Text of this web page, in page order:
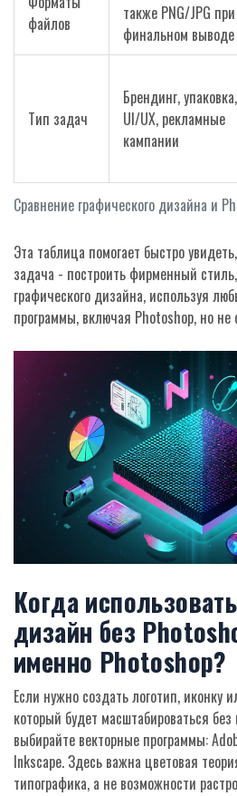
Сравнение графического дизайна и
файлов
также PNG/JPG при
финальном выводе
Тип задач
Брендинг, упаковка,
UI/UX, рекламные
кампании
Эта таблица помогает быстро
задача - построить фирменный
графического дизайна, используя
программы, включая Photoshop, но не
Когда
дизайн без
именно Photoshop?
Если нужно создать логотип, иконку
который будет масштабироваться без
выбирайте векторные программы:
Inkscape. Здесь важна цветовая
типографика, а не возможности